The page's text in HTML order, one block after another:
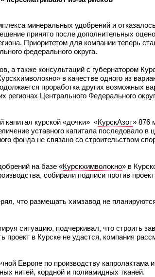
минеральных удобрений и
принято после дополнительных
Приоритетом для компании теперь
федерального округа.
а также консультаций с губернатором
в качестве одного из
проработка других возможных
регионах Центрального Федерального
капитал курской «дочки» «КурскАзот» 876
уставного капитала последовало в
фонда не связано со строительством
на базе «Курскхимволокно» в
собирали подписи против
что размещать химзавод не
ситуацию, подчеркивал, что строить
в Курске не удастся, компания
Европе по производству капролактама
нитей, кордной и полиамидных тканей.